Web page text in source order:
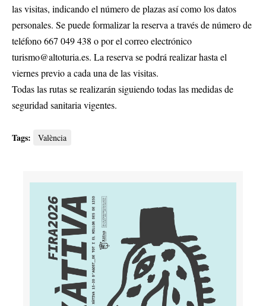
las visitas, indicando el número de plazas así como los datos
personales. Se puede formalizar la reserva a través de número de
teléfono 667 049 438 o por el correo electrónico
turismo@altoturia.es. La reserva se podrá realizar hasta el
viernes previo a cada una de las visitas.
Todas las rutas se realizarán siguiendo todas las medidas de
seguridad sanitaria vigentes.
Tags: València